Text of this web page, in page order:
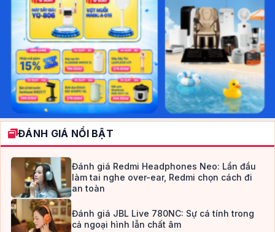
ĐÁNH GIÁ NỔI BẬT
Đánh giá Redmi Headphones Neo: Lần đầu
làm tai nghe over-ear, Redmi chọn cách đi
an toàn
Đánh giá JBL Live 780NC: Sự cá tính trong
cả ngoại hình lẫn chất âm